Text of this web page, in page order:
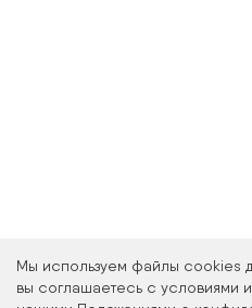
Мы используем файлы cookies
вы соглашаетесь с условиями